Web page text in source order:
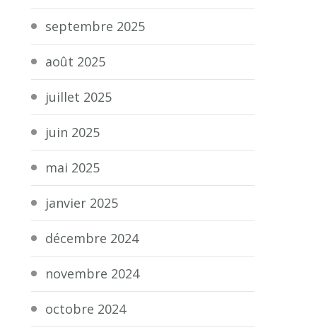
septembre 2025
août 2025
juillet 2025
juin 2025
mai 2025
janvier 2025
décembre 2024
novembre 2024
octobre 2024